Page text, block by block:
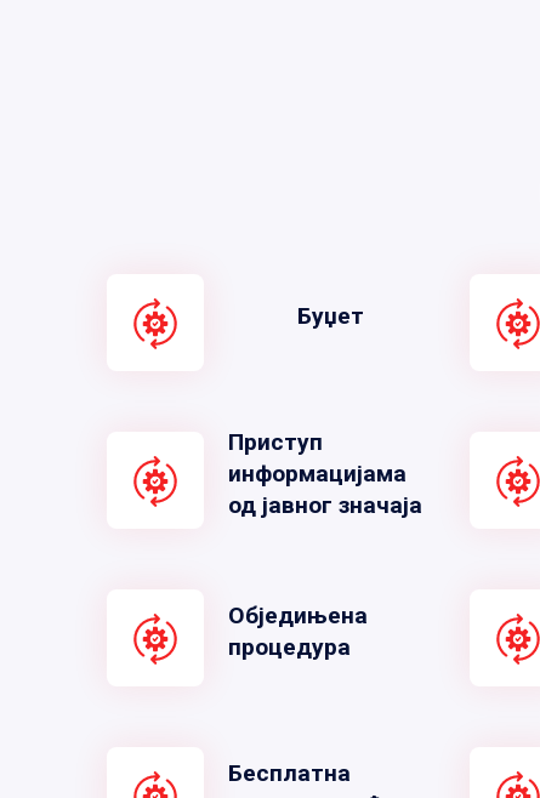
Буџет
Приступ
информацијама
од јавног значаја
Обједињена
процедура
Бесплатна